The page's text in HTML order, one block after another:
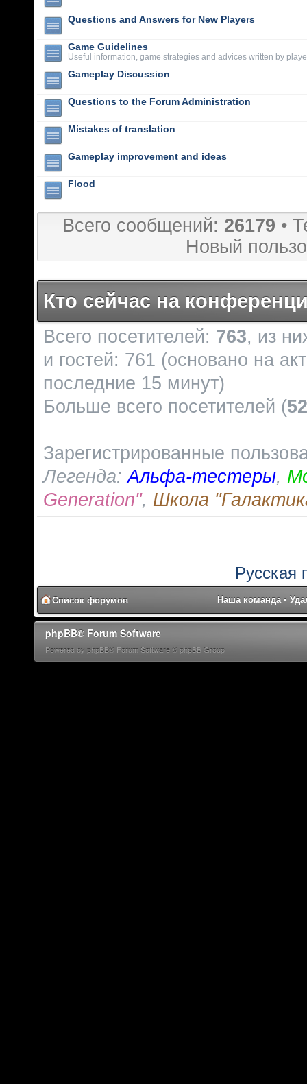
Questions and Answers for New Players
Game Guidelines
Useful information, game strategies and advices written by
Gameplay Discussion
Questions to the Forum Administration
Mistakes of translation
Gameplay improvement and ideas
Flood
Всего сообщений: 26179 •
Новый
Кто сейчас на
Всего посетителей: 763, из
и гостей: 761 (основано на
последние 15 минут)
Больше всего посетителей (
Зарегистрированные
Легенда:Альфа-тестеры,
Generation", Школа
Русская
Список форумов Наша команда•
phpBB® Forum Software
Powered by phpBB® Forum Software © phpBB Group